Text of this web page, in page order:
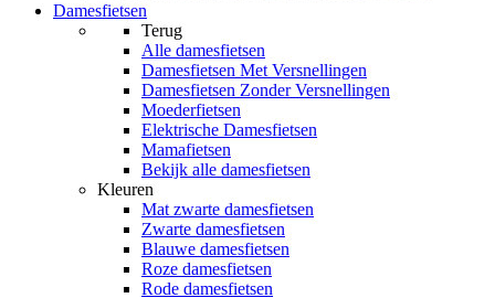
Damesfietsen
Terug
Alle damesfietsen
Damesfietsen Met Versnellingen
Damesfietsen Zonder Versnellingen
Moederfietsen
Elektrische Damesfietsen
Mamafietsen
Bekijk alle damesfietsen
Kleuren
Mat zwarte damesfietsen
Zwarte damesfietsen
Blauwe damesfietsen
Roze damesfietsen
Rode damesfietsen